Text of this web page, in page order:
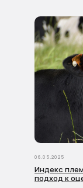
06.05.2025
Индекс
подход к
Наши